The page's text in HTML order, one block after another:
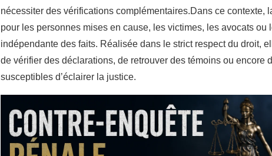
nécessiter des vérifications complémentaires.Dans ce
pour les personnes mises en cause, les victimes, les avocats
indépendante des faits. Réalisée dans le strict respect du droit,
de vérifier des déclarations, de retrouver des témoins ou encore
susceptibles d’éclairer la justice.